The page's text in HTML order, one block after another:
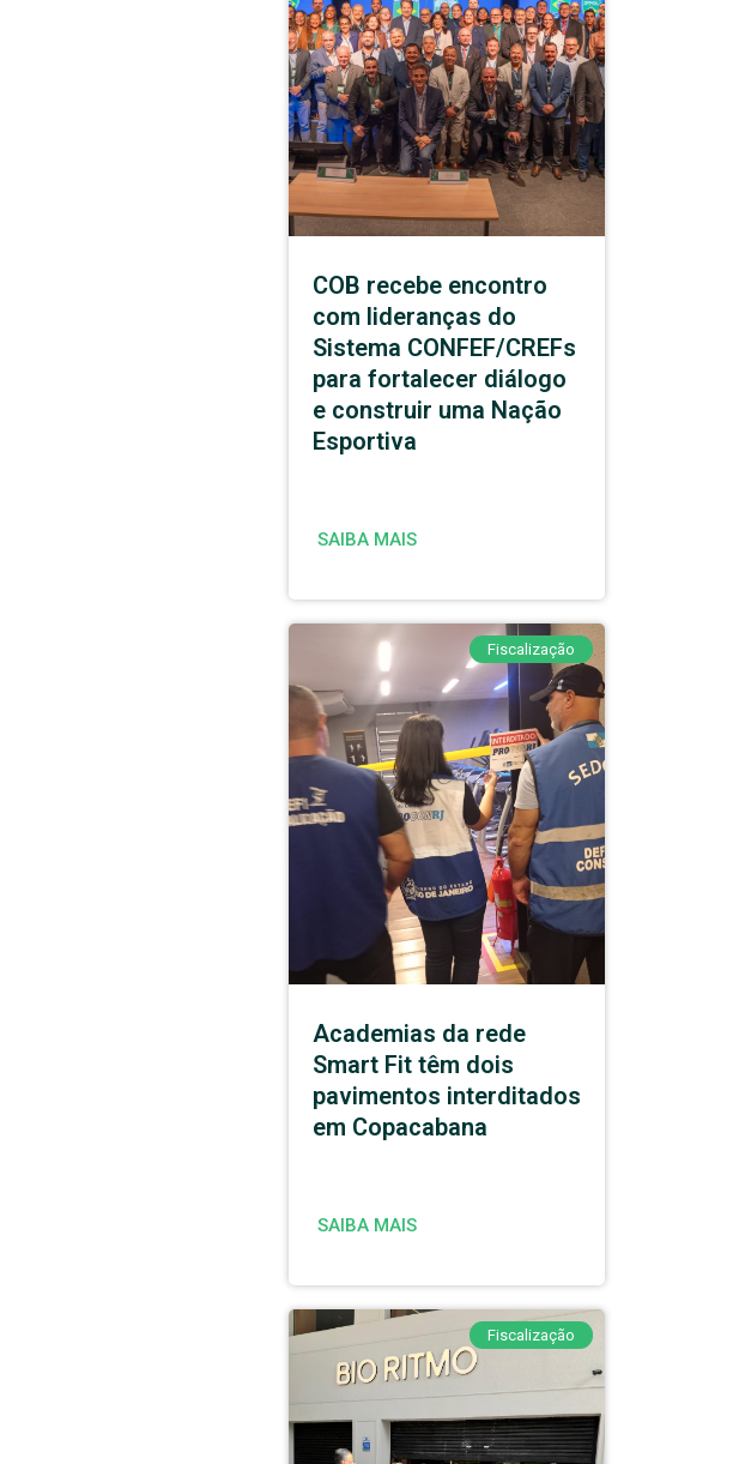
COB recebe encontro
com lideranças do
Sistema CONFEF/CREFs
para fortalecer diálogo
e construir uma Nação
Esportiva
SAIBA MAIS
Fiscalização
Academias da rede
Smart Fit têm dois
pavimentos interditados
em Copacabana
SAIBA MAIS
Fiscalização